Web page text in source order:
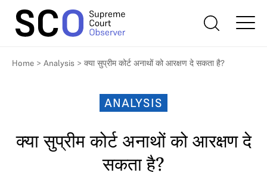
Home > Analysis > क्या सुप्रीम कोर्ट अनाथों को आरक्षण दे सकता है?
ANALYSIS
क्या सुप्रीम कोर्ट अनाथों को आरक्षण दे
सकता है?